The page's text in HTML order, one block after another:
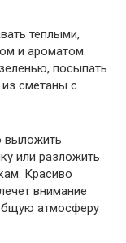
теплыми,
и ароматом.
посыпать
сметаны с
выложить
или разложить
Красиво
внимание
атмосферу